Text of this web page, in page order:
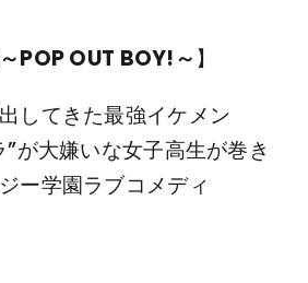
POP OUT BOY!～】
してきた最強イケメン
”が大嫌いな女子高生が巻き
ー学園ラブコメディ